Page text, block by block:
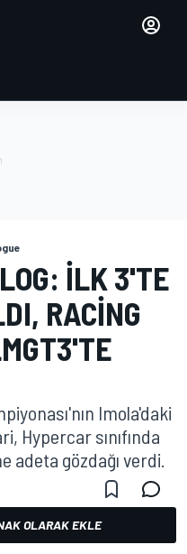
İLK 3'TE
RACING
Imola'daki
Hypercar sınıfında
adeta gözdağı verdi.
OLARAK EKLE